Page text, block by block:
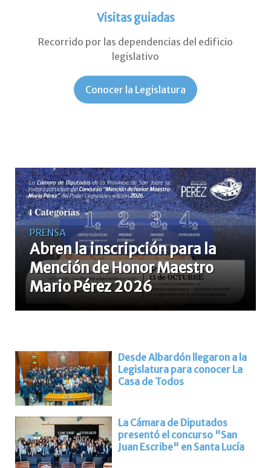
Visitas guiadas
Recorrido por las dependencias del edificio
legislativo
Conocer la Legislatura
PRENSA
Abren la inscripción para la
Mención de Honor Maestro
Mario Pérez 2026
Desde Albardón llegaron a la
Legislatura para conocer La
Casa de Todos
La Cámara de Diputados
presentó el concurso "San
Juan Escribe" en Santa Lucía